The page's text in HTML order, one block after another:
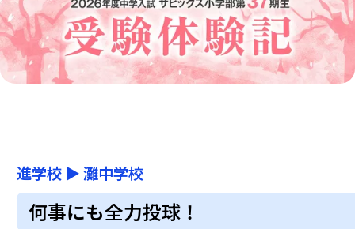
進学校 ▶灘中学校
何事にも全力投球！